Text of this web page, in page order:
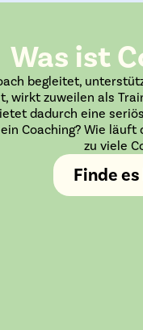
Was ist
begleitet,
wirkt zuweilen als
dadurch eine
Coaching? Wie läuft
zu viele
Finde